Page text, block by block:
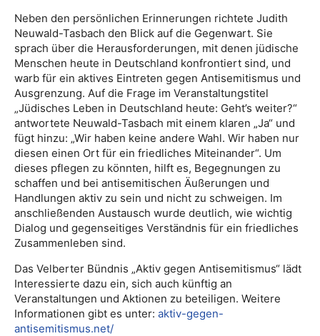
Neben den persönlichen Erinnerungen richtete Judith
Neuwald-Tasbach den Blick auf die Gegenwart. Sie
sprach über die Herausforderungen, mit denen jüdische
Menschen heute in Deutschland konfrontiert sind, und
warb für ein aktives Eintreten gegen Antisemitismus und
Ausgrenzung. Auf die Frage im Veranstaltungstitel
„Jüdisches Leben in Deutschland heute: Geht’s weiter?“
antwortete Neuwald-Tasbach mit einem klaren „Ja“ und
fügt hinzu: „Wir haben keine andere Wahl. Wir haben nur
diesen einen Ort für ein friedliches Miteinander“. Um
dieses pflegen zu könnten, hilft es, Begegnungen zu
schaffen und bei antisemitischen Äußerungen und
Handlungen aktiv zu sein und nicht zu schweigen. Im
anschließenden Austausch wurde deutlich, wie wichtig
Dialog und gegenseitiges Verständnis für ein friedliches
Zusammenleben sind.
Das Velberter Bündnis „Aktiv gegen Antisemitismus“ lädt
Interessierte dazu ein, sich auch künftig an
Veranstaltungen und Aktionen zu beteiligen. Weitere
Informationen gibt es unter: aktiv-gegen-
antisemitismus.net/